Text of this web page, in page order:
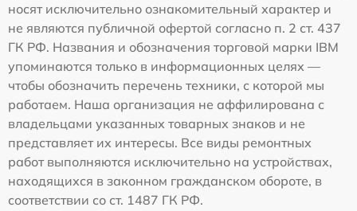
носят исключительно ознакомительный характер и
не являются публичной офертой согласно п. 2 ст. 437
ГК РФ. Названия и обозначения торговой марки IBM
упоминаются только в информационных целях —
чтобы обозначить перечень техники, с которой мы
работаем. Наша организация не аффилирована с
владельцами указанных товарных знаков и не
представляет их интересы. Все виды ремонтных
работ выполняются исключительно на устройствах,
находящихся в законном гражданском обороте, в
соответствии со ст. 1487 ГК РФ.